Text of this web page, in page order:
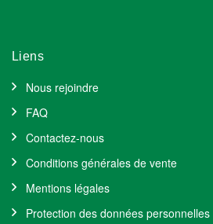
Liens
Nous rejoindre
FAQ
Contactez-nous
Conditions générales de vente
Mentions légales
Protection des données personnelles